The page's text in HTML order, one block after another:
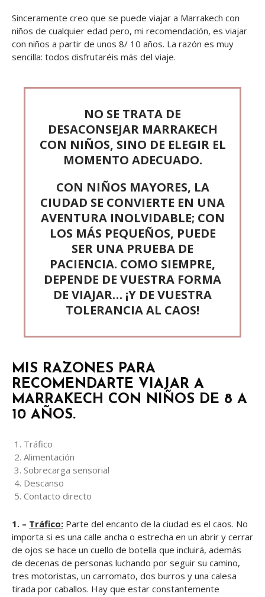
Sinceramente creo que se puede viajar a Marrakech con
niños de cualquier edad pero, mi recomendación, es viajar
con niños a partir de unos 8/ 10 años. La razón es muy
sencilla: todos disfrutaréis más del viaje.
NO SE TRATA DE
DESACONSEJAR MARRAKECH
CON NIÑOS, SINO DE ELEGIR EL
MOMENTO ADECUADO.
CON NIÑOS MAYORES, LA
CIUDAD SE CONVIERTE EN UNA
AVENTURA INOLVIDABLE; CON
LOS MÁS PEQUEÑOS, PUEDE
SER UNA PRUEBA DE
PACIENCIA. COMO SIEMPRE,
DEPENDE DE VUESTRA FORMA
DE VIAJAR… ¡Y DE VUESTRA
TOLERANCIA AL CAOS!
MIS RAZONES PARA
RECOMENDARTE VIAJAR A
MARRAKECH CON NIÑOS DE 8 A
10 AÑOS.
Tráfico
Alimentación
Sobrecarga sensorial
Descanso
Contacto directo
1. – Tráfico: Parte del encanto de la ciudad es el caos. No
importa si es una calle ancha o estrecha en un abrir y cerrar
de ojos se hace un cuello de botella que incluirá, además
de decenas de personas luchando por seguir su camino,
tres motoristas, un carromato, dos burros y una calesa
tirada por caballos. Hay que estar constantemente